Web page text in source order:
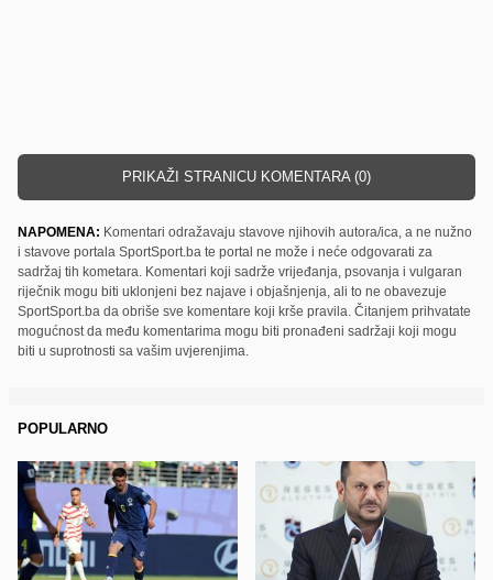
PRIKAŽI STRANICU KOMENTARA (0)
NAPOMENA: Komentari odražavaju stavove njihovih autora/ica, a ne nužno
i stavove portala SportSport.ba te portal ne može i neće odgovarati za
sadržaj tih kometara. Komentari koji sadrže vrijeđanja, psovanja i vulgaran
riječnik mogu biti uklonjeni bez najave i objašnjenja, ali to ne obavezuje
SportSport.ba da obriše sve komentare koji krše pravila. Čitanjem prihvatate
mogućnost da među komentarima mogu biti pronađeni sadržaji koji mogu
biti u suprotnosti sa vašim uvjerenjima.
POPULARNO